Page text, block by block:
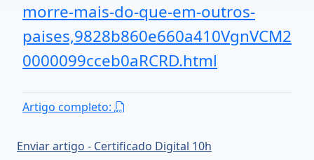
morre-mais-do-que-em-outros-
paises,9828b860e660a410VgnVCM2
0000099cceb0aRCRD.html
Artigo completo:
Enviar artigo - Certificado Digital 10h